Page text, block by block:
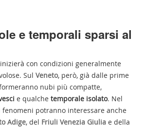
e temporali sparsi al
con condizioni generalmente
Sul Veneto, però, già dalle prime
nubi più compatte,
e qualche temporale isolato. Nel
potranno interessare anche
Adige, del Friuli Venezia Giulia e della